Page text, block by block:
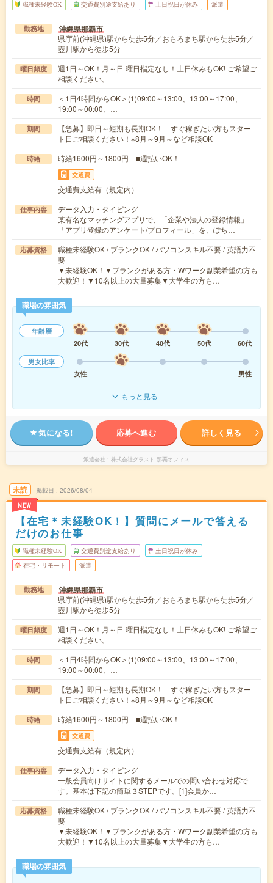
職種未経験OK 交通費別途支給あり 土日祝日が休み 派遣
勤務地 沖縄県那覇市
県庁前(沖縄県)駅から徒歩5分／おもろまち駅から徒歩5分／
壺川駅から徒歩5分
曜日頻度
週1日～OK！月～日 曜日指定なし！土日休みもOK! ご希望ご
相談ください。
時間
＜1日4時間からOK＞(1)09:00～13:00、13:00～17:00、
19:00～00:00、…
期間
【急募】即日～短期も長期OK！ すぐ稼ぎたい方もスター
ト日ご相談ください！※8月～9月～など相談OK
時給 時給1600円～1800円 ■週払いOK！
交通費
交通費支給有（規定内）
仕事内容
データ入力・タイピング
某有名なマッチングアプリで、「企業や法人の登録情報」
「アプリ登録のアンケート/プロフィール」を、ぽち…
応募資格
職種未経験OK / ブランクOK / パソコンスキル不要 / 英語力不
要
▼未経験OK！▼ブランクがある方・Wワーク副業希望の方も
大歓迎！▼10名以上の大量募集▼大学生の方も…
職場の雰囲気
年齢層
20代
30代 40代 50代
60代
男女比率
女性
男性
もっと見る
気になる! 応募へ進む 詳しく見る
派遣会社 株式会社グラスト 那覇オフィス
未読
NEW
掲載日 2026/08/04
【在宅＊未経験OK！】質問にメールで答える
だけのお仕事
職種未経験OK 交通費別途支給あり 土日祝日が休み
在宅・リモート 派遣
勤務地 沖縄県那覇市
県庁前(沖縄県)駅から徒歩5分／おもろまち駅から徒歩5分／
壺川駅から徒歩5分
曜日頻度
週1日～OK！月～日 曜日指定なし！土日休みもOK! ご希望ご
相談ください。
時間
＜1日4時間からOK＞(1)09:00～13:00、13:00～17:00、
19:00～00:00、…
期間
【急募】即日～短期も長期OK！ すぐ稼ぎたい方もスター
ト日ご相談ください！※8月～9月～など相談OK
時給 時給1600円～1800円 ■週払いOK！
交通費
交通費支給有（規定内）
仕事内容
データ入力・タイピング
一般会員向けサイトに関するメールでの問い合わせ対応で
す。基本は下記の簡単３STEPです。[1]会員か…
応募資格
職種未経験OK / ブランクOK / パソコンスキル不要 / 英語力不
要
▼未経験OK！▼ブランクがある方・Wワーク副業希望の方も
大歓迎！▼10名以上の大量募集▼大学生の方も…
職場の雰囲気